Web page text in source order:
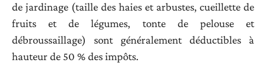
de jardinage (taille des haies et arbustes, cueillette de
fruits et de légumes, tonte de pelouse et
débroussaillage) sont généralement déductibles à
hauteur de 50 % des impôts.